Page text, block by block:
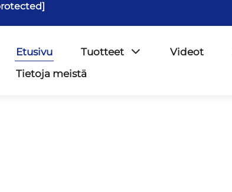
Etusivu Tuotteet Videot
Tietoja meistä